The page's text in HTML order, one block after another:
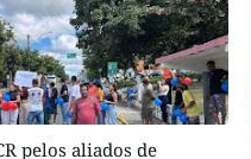
pelos aliados de